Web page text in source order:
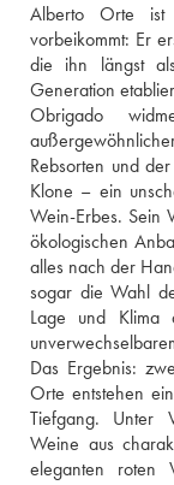
Alberto Orte ist
vorbeikommt: Er
die ihn längst
Generation
Obrigado
Rebsorten und
Klone – ein
Wein-Erbes. Sein
ökologischen
alles nach der
sogar die Wahl
Lage und Klima
Das Ergebnis:
Orte entstehen
Tiefgang. Unter
Weine aus
eleganten roten